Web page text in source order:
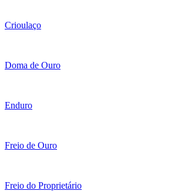
Crioulaço
Doma de Ouro
Enduro
Freio de Ouro
Freio do Proprietário